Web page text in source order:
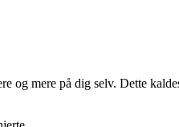
og mere på dig selv. Dette